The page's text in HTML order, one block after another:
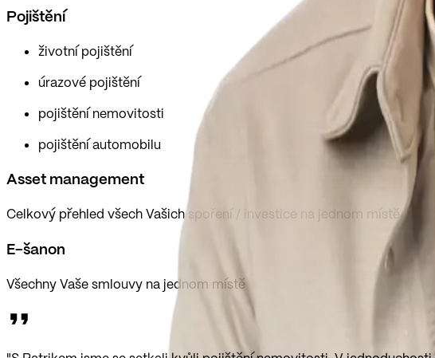
Pojištění
životní pojištění
úrazové pojištění
pojištění nemovitosti
pojištění automobilu
Asset management
Celkový přehled všech Vašich spoření / investice na jednom místě
E-šanon
Všechny Vaše smlouvy na jednom místě